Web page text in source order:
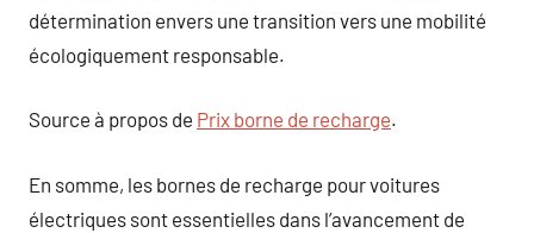
détermination envers une transition vers une mobilité
écologiquement responsable.
Source à propos de Prix borne de recharge.
En somme, les bornes de recharge pour voitures
électriques sont essentielles dans l’avancement de